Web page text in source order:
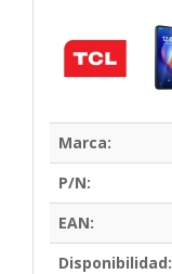
Marca:
P/N:
EAN:
Disponibilidad: